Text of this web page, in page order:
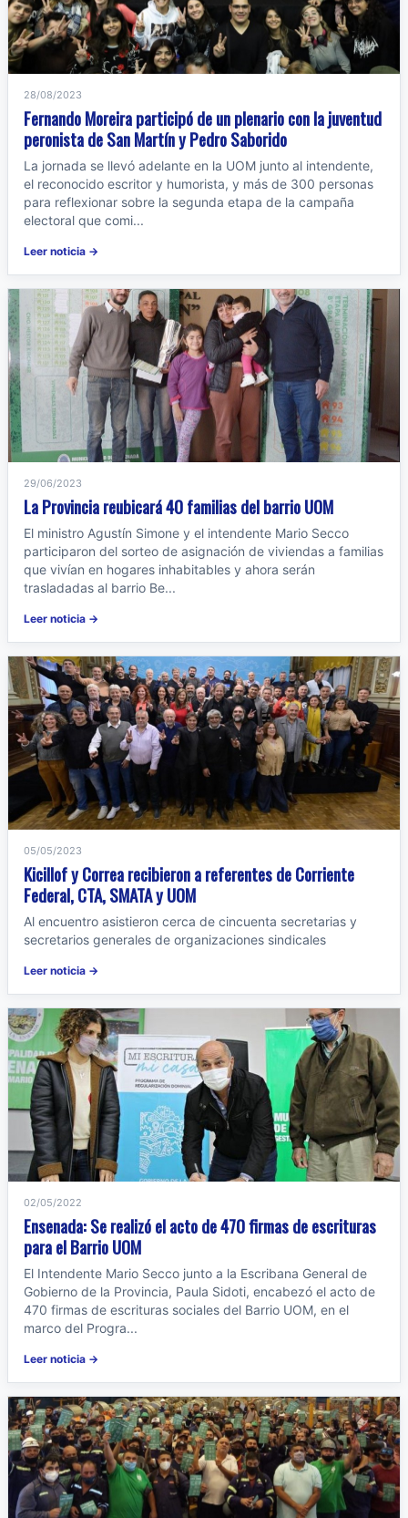
28/08/2023
Fernando Moreira participó de un plenario con la juventud
peronista de San Martín y Pedro Saborido
La jornada se llevó adelante en la UOM junto al intendente,
el reconocido escritor y humorista, y más de 300 personas
para reflexionar sobre la segunda etapa de la campaña
electoral que comi...
Leer noticia →
29/06/2023
La Provincia reubicará 40 familias del barrio UOM
El ministro Agustín Simone y el intendente Mario Secco
participaron del sorteo de asignación de viviendas a familias
que vivían en hogares inhabitables y ahora serán
trasladadas al barrio Be...
Leer noticia →
05/05/2023
Kicillof y Correa recibieron a referentes de Corriente
Federal, CTA, SMATA y UOM
Al encuentro asistieron cerca de cincuenta secretarias y
secretarios generales de organizaciones sindicales
Leer noticia →
02/05/2022
Ensenada: Se realizó el acto de 470 firmas de escrituras
para el Barrio UOM
El Intendente Mario Secco junto a la Escribana General de
Gobierno de la Provincia, Paula Sidoti, encabezó el acto de
470 firmas de escrituras sociales del Barrio UOM, en el
marco del Progra...
Leer noticia →